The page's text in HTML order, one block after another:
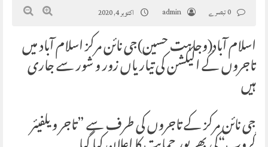
admin اکتوبر 4, 2020
اسلام آباد(وجاہت حسین)جی نائن مرکز اسلام آباد میں
تاجروں کے الیکشن کی تیاریاں زور و شور سے جاری
ہیں
جی نائن مرکز کے تاجروں کی طرف سے ”تاجر ویلفیئر